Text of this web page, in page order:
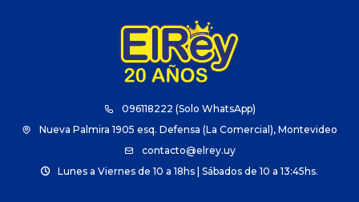
096118222 (Solo WhatsApp)
Nueva Palmira 1905 esq. Defensa (La Comercial), Montevideo
contacto@elrey.uy
Lunes a Viernes de 10 a 18hs | Sábados de 10 a 13:45hs.